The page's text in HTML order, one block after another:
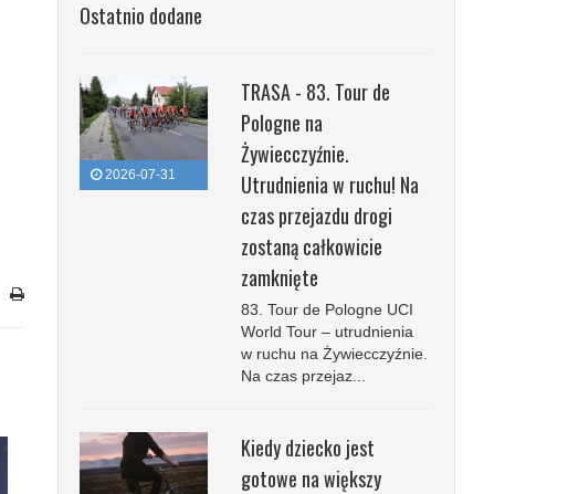
Ostatnio dodane
2026-07-31
TRASA - 83. Tour de
Pologne na
Żywiecczyźnie.
Utrudnienia w ruchu! Na
czas przejazdu drogi
zostaną całkowicie
zamknięte
83. Tour de Pologne UCI
World Tour – utrudnienia
w ruchu na Żywiecczyźnie.
Na czas przejaz...
Kiedy dziecko jest
gotowe na większy